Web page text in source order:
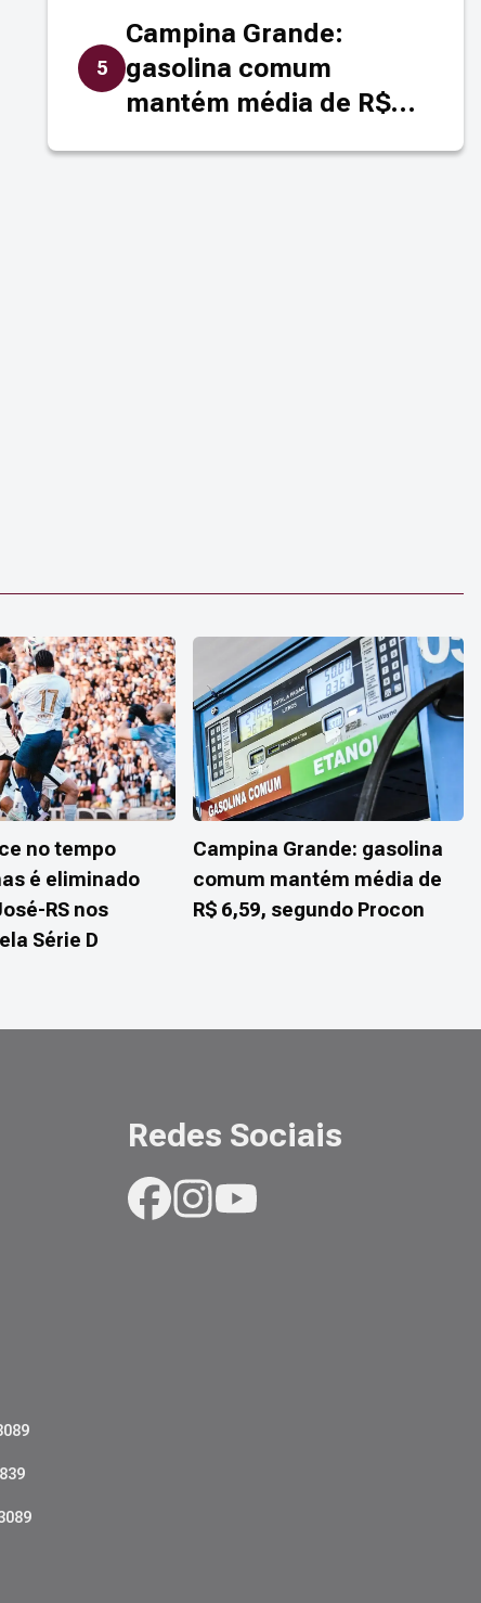
nesta semana
5
Campina Grande:
gasolina comum
mantém média de R$
no tempo
é eliminado
RS nos
Série D
Campina Grande: gasolina
comum mantém média de
R$ 6,59, segundo Procon
Redes Sociais